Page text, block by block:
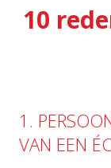
10
1.
VAN EEN